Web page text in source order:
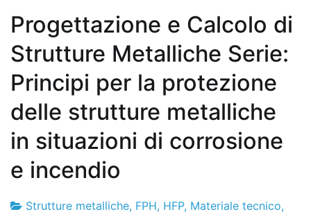
Progettazione e Calcolo di
Strutture Metalliche Serie:
Principi per la protezione
delle strutture metalliche
in situazioni di corrosione
e incendio
Strutture metalliche, FPH, HFP, Materiale tecnico,